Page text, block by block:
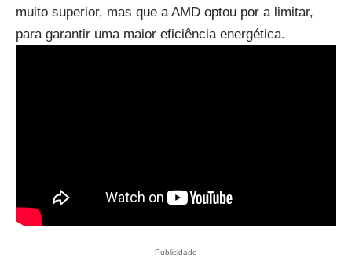
muito superior, mas que a AMD optou por a limitar,
para garantir uma maior eficiência energética.
- Publicidade -